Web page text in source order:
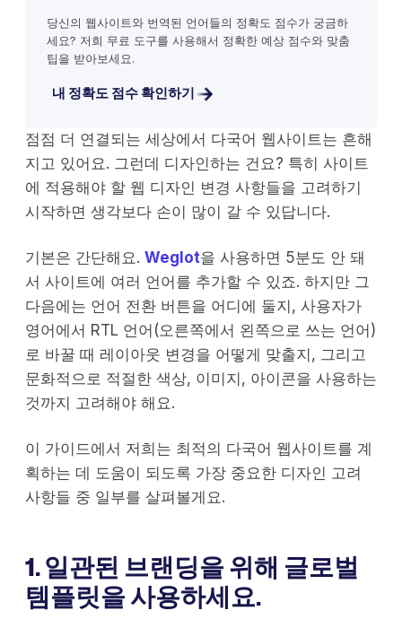
점점 더 연결되는 세상에서 다국어 웹사이트는 흔해
지고 있어요. 그런데 디자인하는 건요? 특히 사이트
에 적용해야 할 웹 디자인 변경 사항들을 고려하기
시작하면 생각보다 손이 많이 갈 수 있답니다.
기본은 간단해요. Weglot을 사용하면 5분도 안 돼
서 사이트에 여러 언어를 추가할 수 있죠. 하지만 그
다음에는 언어 전환 버튼을 어디에 둘지, 사용자가
영어에서 RTL 언어(오른쪽에서 왼쪽으로 쓰는 언어)
로 바꿀 때 레이아웃 변경을 어떻게 맞출지, 그리고
문화적으로 적절한 색상, 이미지, 아이콘을 사용하는
것까지 고려해야 해요.
이 가이드에서 저희는 최적의 다국어 웹사이트를 계
획하는 데 도움이 되도록 가장 중요한 디자인 고려
사항들 중 일부를 살펴볼게요.
1. 일관된 브랜딩을 위해 글로벌
템플릿을 사용하세요.
당신의 웹사이트와 번역된 언어들의 정확도 점수가 궁금하
세요? 저희 무료 도구를 사용해서 정확한 예상 점수와 맞춤
팁을 받아보세요.
내 정확도 점수 확인하기